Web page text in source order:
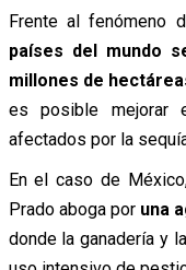
Frente al fenómeno
países del mundo
millones de
es posible mejorar
afectados por la
En el caso de
Prado aboga por una
donde la ganadería y